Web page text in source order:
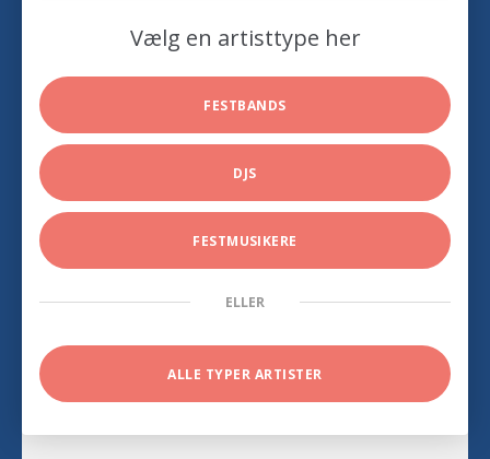
Vælg en artisttype her
FESTBANDS
DJS
FESTMUSIKERE
ELLER
ALLE TYPER ARTISTER